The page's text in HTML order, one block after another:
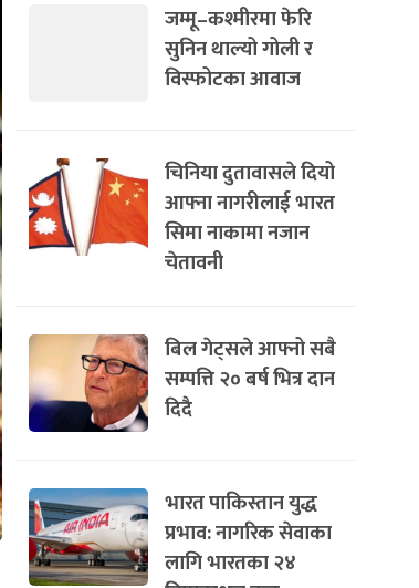
जम्मू–कश्मीरमा फेरि
सुनिन थाल्यो गोली र
विस्फोटका आवाज
चिनिया दुतावासले दियो
आफ्ना नागरीलाई भारत
सिमा नाकामा नजान
चेतावनी
बिल गेट्सले आफ्नो सबै
सम्पत्ति २० बर्ष भित्र दान
दिदै
भारत पाकिस्तान युद्ध
प्रभाव: नागरिक सेवाका
लागि भारतका २४